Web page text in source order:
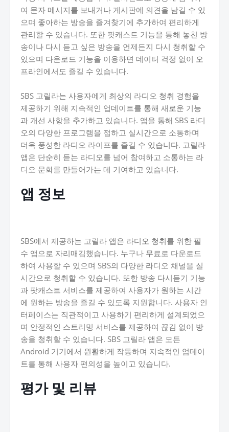
여 문자 메시지를 보내거나 게시판에 의견을 남길 수 있
으며 좋아하는 방송을 즐겨찾기에 추가하여 편리하게
관리할 수 있습니다. 또한 팟캐스트 기능을 통해 놓친 방
송이나 다시 듣고 싶은 방송을 언제든지 다시 청취할 수
있으며 다운로드 기능을 이용하면 데이터 걱정 없이 오
프라인에서도 즐길 수 있습니다.
SBS 고릴라는 사용자에게 최상의 라디오 청취 경험을
제공하기 위해 지속적인 업데이트를 통해 새로운 기능
과 개선 사항을 추가하고 있습니다. 앱을 통해 SBS 라디
오의 다양한 프로그램을 접하고 실시간으로 소통하며
더욱 풍성한 라디오 라이프를 즐길 수 있습니다. 고릴라
앱은 단순히 듣는 라디오를 넘어 참여하고 소통하는 라
디오 문화를 만들어가는 데 기여하고 있습니다.
앱 정보
SBS에서 제공하는 고릴라 앱은 라디오 청취를 위한 필
수 앱으로 자리매김했습니다. 누구나 무료로 다운로드
하여 사용할 수 있으며 SBS의 다양한 라디오 채널을 실
시간으로 청취할 수 있습니다. 또한 방송 다시듣기 기능
과 팟캐스트 서비스를 제공하여 사용자가 원하는 시간
에 원하는 방송을 즐길 수 있도록 지원합니다. 사용자 인
터페이스는 직관적이고 사용하기 편리하게 설계되었으
며 안정적인 스트리밍 서비스를 제공하여 끊김 없이 방
송을 청취할 수 있습니다. SBS 고릴라 앱은 모든
Android 기기에서 원활하게 작동하며 지속적인 업데이
트를 통해 사용자 편의성을 높이고 있습니다.
평가 및 리뷰